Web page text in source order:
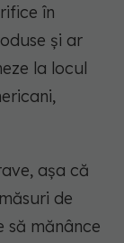
în
și ar
la locul
așa că
de
mănânce